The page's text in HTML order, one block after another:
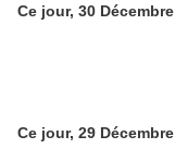
Ce jour, 30 Décembre
Ce jour, 29 Décembre